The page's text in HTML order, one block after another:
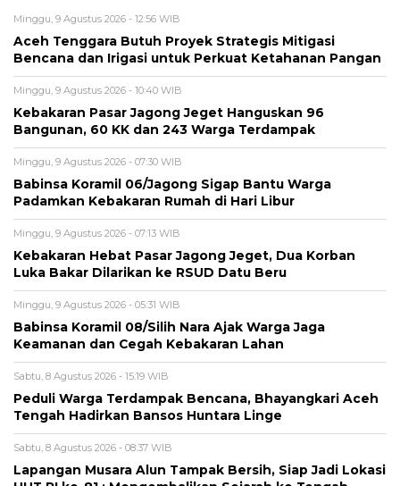
Minggu, 9 Agustus 2026 - 12:56 WIB
Aceh Tenggara Butuh Proyek Strategis Mitigasi
Bencana dan Irigasi untuk Perkuat Ketahanan Pangan
Minggu, 9 Agustus 2026 - 10:40 WIB
‎Kebakaran Pasar Jagong Jeget Hanguskan 96
Bangunan, 60 KK dan 243 Warga Terdampak
Minggu, 9 Agustus 2026 - 07:30 WIB
Babinsa Koramil 06/Jagong Sigap Bantu Warga
Padamkan Kebakaran Rumah di Hari Libur
Minggu, 9 Agustus 2026 - 07:13 WIB
‎Kebakaran Hebat Pasar Jagong Jeget, Dua Korban
Luka Bakar Dilarikan ke RSUD Datu Beru
Minggu, 9 Agustus 2026 - 05:31 WIB
‎Babinsa Koramil 08/Silih Nara Ajak Warga Jaga
Keamanan dan Cegah Kebakaran Lahan
Sabtu, 8 Agustus 2026 - 15:19 WIB
Peduli Warga Terdampak Bencana, Bhayangkari Aceh
Tengah Hadirkan Bansos Huntara Linge
Sabtu, 8 Agustus 2026 - 08:37 WIB
Lapangan Musara Alun Tampak Bersih, Siap Jadi Lokasi